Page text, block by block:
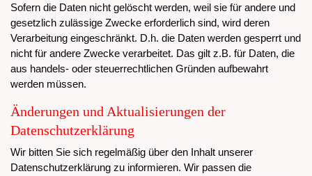
Sofern die Daten nicht gelöscht werden, weil sie für andere und
gesetzlich zulässige Zwecke erforderlich sind, wird deren
Verarbeitung eingeschränkt. D.h. die Daten werden gesperrt und
nicht für andere Zwecke verarbeitet. Das gilt z.B. für Daten, die
aus handels- oder steuerrechtlichen Gründen aufbewahrt
werden müssen.
Änderungen und Aktualisierungen der
Datenschutzerklärung
Wir bitten Sie sich regelmäßig über den Inhalt unserer
Datenschutzerklärung zu informieren. Wir passen die